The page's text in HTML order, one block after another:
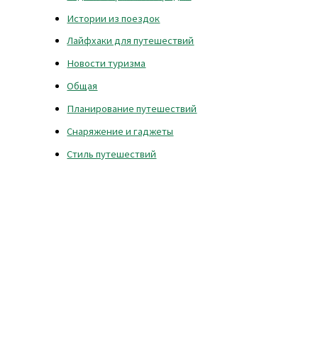
Истории из поездок
Лайфхаки для путешествий
Новости туризма
Общая
Планирование путешествий
Снаряжение и гаджеты
Стиль путешествий